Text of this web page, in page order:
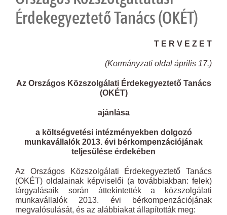
Érdekegyeztető Tanács (OKÉT)
T E R V E Z E T
(Kormányzati oldal április 17.)
Az Országos Közszolgálati Érdekegyeztető Tanács
(OKÉT)
ajánlása
a költségvetési intézményekben dolgozó
munkavállalók 2013. évi bérkompenzációjának
teljesülése érdekében
Az Országos Közszolgálati Érdekegyeztető Tanács
(OKÉT) oldalainak képviselői (a továbbiakban: felek)
tárgyalásaik során áttekintették a közszolgálati
munkavállalók 2013. évi bérkompenzációjának
megvalósulását, és az alábbiakat állapították meg: